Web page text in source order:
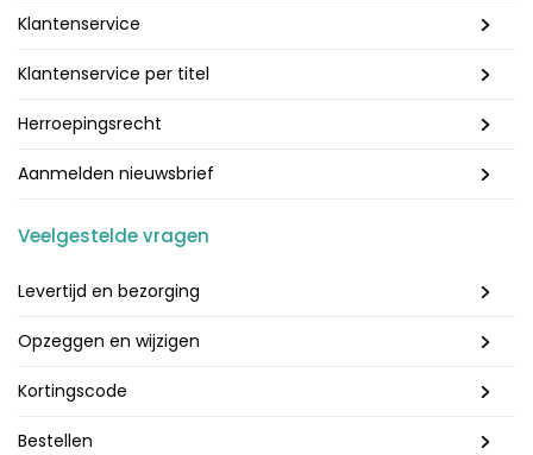
Klantenservice
Klantenservice per titel
Herroepingsrecht
Aanmelden nieuwsbrief
Veelgestelde vragen
Levertijd en bezorging
Opzeggen en wijzigen
Kortingscode
Bestellen